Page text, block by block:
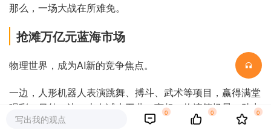
那么，一场大战在所难免。
抢滩万亿元蓝海市场
物理世界，成为AI新的竞争焦点。
一边，人形机器人表演跳舞、搏斗、武术等项目，赢得满堂
喝彩；另外一边，也在试水工业、商超、物流等场景，助力
企业降本增效、提质增效、创新增效。
写出我的观点
0 0 0